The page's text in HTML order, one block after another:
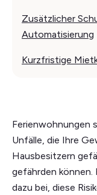
Zusätzlicher
Automatisierung
Kurzfristige
Ferienwohnungen
Unfälle, die Ihre
Hausbesitzern
gefährden
dazu bei, diese